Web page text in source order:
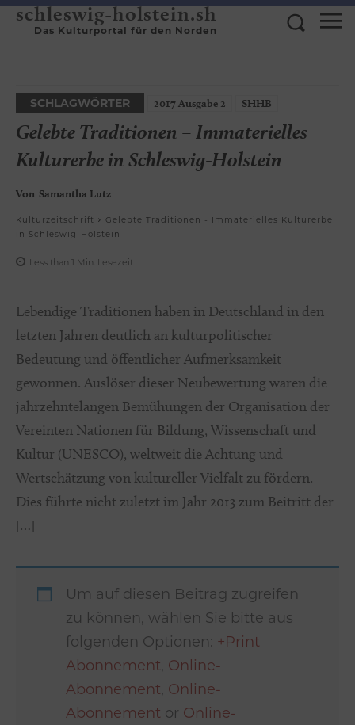
schleswig-holstein.sh
Das Kulturportal für den Norden
SCHLAGWÖRTER 2017 Ausgabe 2 SHHB
Gelebte Traditionen – Immaterielles
Kulturerbe in Schleswig-Holstein
Von Samantha Lutz
Kulturzeitschrift
Gelebte Traditionen - Immaterielles Kulturerbe
in Schleswig-Holstein
Less than 1 Min. Lesezeit
Lebendige Traditionen haben in Deutschland in den
letzten Jahren deutlich an kulturpolitischer
Bedeutung und öffentlicher Aufmerksamkeit
gewonnen. Auslöser dieser Neubewertung waren die
jahrzehntelangen Bemühungen der Organisation der
Vereinten Nationen für Bildung, Wissenschaft und
Kultur (UNESCO), weltweit die Achtung und
Wertschätzung von kultureller Vielfalt zu fördern.
Dies führte nicht zuletzt im Jahr 2013 zum Beitritt der
[…]
Um auf diesen Beitrag zugreifen
zu können, wählen Sie bitte aus
folgenden Optionen: +Print
Abonnement, Online-
Abonnement, Online-
Abonnement or Online-